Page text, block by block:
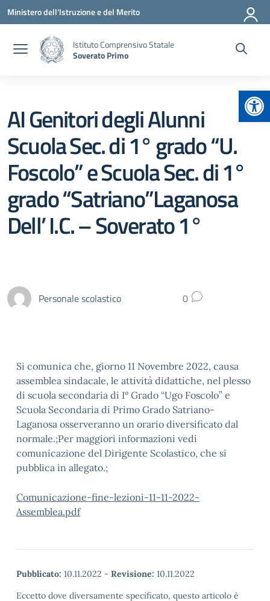
Vai ai contenuti
Vai al menu di navigazione
Vai al footer
Ministero dell'Istruzione e del Merito
Istituto Comprensivo Statale
Soverato Primo
AI Genitori degli Alunni
Scuola Sec. di 1° grado “U.
Foscolo” e Scuola Sec. di 1°
grado “Satriano”Laganosa
Dell’ I.C. – Soverato 1°
Personale scolastico 0
Si comunica che, giorno 11 Novembre 2022, causa
assemblea sindacale, le attività didattiche, nel plesso
di scuola secondaria di I° Grado “Ugo Foscolo” e
Scuola Secondaria di Primo Grado Satriano-
Laganosa osserveranno un orario diversificato dal
normale.;Per maggiori informazioni vedi
comunicazione del Dirigente Scolastico, che si
pubblica in allegato.;
Comunicazione-fine-lezioni-11-11-2022-
Assemblea.pdf
Pubblicato: 10.11.2022 - Revisione: 10.11.2022
Eccetto dove diversamente specificato, questo articolo è